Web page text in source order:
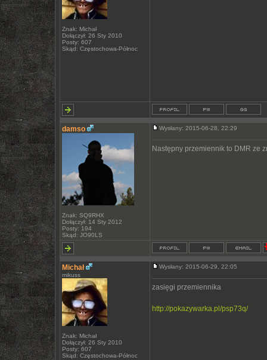
Znak: Michał
Dołączył: 26 Sty 2010
Posty: 607
Skąd: Częstochowa-Północ
damso
Znak: SQ9RHX
Dołączył: 14 Sty 2012
Posty: 194
Skąd: JO90LS
Wysłany: 2015-06-28, 22:29
Następny przemiennik to DMR ze
Michał
mikuss
Znak: Michał
Dołączył: 26 Sty 2010
Posty: 607
Skąd: Częstochowa-Północ
Wysłany: 2015-06-29, 22:05
zasięgi przemiennika
http://pokazywarka.pl/psp73q/